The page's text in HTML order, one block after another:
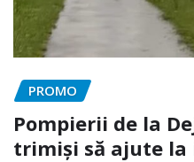
PROMO
Pompierii de la
trimiși să ajute